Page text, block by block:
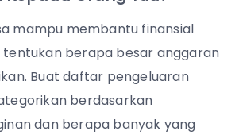
mampu membantu finansial
tentukan berapa besar anggaran
Buat daftar pengeluaran
berdasarkan
dan berapa banyak yang